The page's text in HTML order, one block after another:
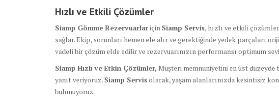
Hızlı ve Etkili Çözümler
Siamp Gömme Rezervuarlariçin Siamp Servis, hızlı ve etkili
sağlar. Ekip, sorunları hemen ele alır ve gerektiğinde yedek parçaları
vadeli bir çözüm elde edilir ve rezervuarınızın performansı optimum
Siamp Hızlı ve Etkin Çözümler, Müşteri memnuniyetini en üst düzeyde
yanıt veriyoruz. Siamp Servis olarak, yaşam alanlarınızda kesintisiz
bulunuyoruz.